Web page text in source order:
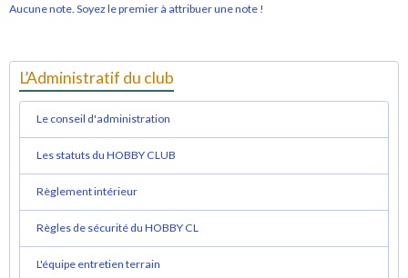
Aucune note. Soyez le premier à attribuer une note !
L’Administratif du club
Le conseil d'administration
Les statuts du HOBBY CLUB
Règlement intérieur
Règles de sécurité du HOBBY CL
L'équipe entretien terrain